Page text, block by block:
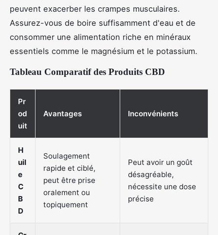
peuvent exacerber les crampes musculaires.
Assurez-vous de boire suffisamment d'eau et de
consommer une alimentation riche en minéraux
essentiels comme le magnésium et le potassium.
Tableau Comparatif des Produits CBD
Pr
od
uit
Avantages Inconvénients
H
uil
e
C
B
D
Soulagement
rapide et ciblé,
peut être prise
oralement ou
topiquement
Peut avoir un goût
désagréable,
nécessite une dose
précise